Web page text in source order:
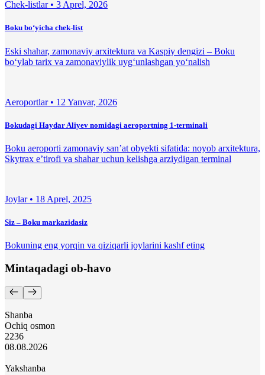
Chek-listlar • 3 Aprel, 2026
Boku bo‘yicha chek-list
Eski shahar, zamonaviy arxitektura va Kaspiy dengizi – Boku
bo‘ylab tarix va zamonaviylik uyg‘unlashgan yo‘nalish
Aeroportlar • 12 Yanvar, 2026
Bokudagi Haydar Aliyev nomidagi aeroportning 1-terminali
Boku aeroporti zamonaviy san’at obyekti sifatida: noyob arxitektura,
Skytrax e’tirofi va shahar uchun kelishga arziydigan terminal
Joylar • 18 Aprel, 2025
Siz – Boku markazidasiz
Bokuning eng yorqin va qiziqarli joylarini kashf eting
Mintaqadagi ob-havo
Shanba
Ochiq osmon
2236
08.08.2026
Yakshanba